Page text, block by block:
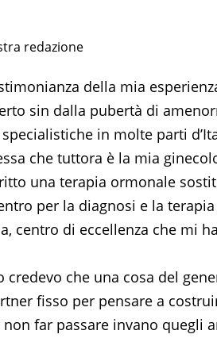
redazione
della mia
sin dalla pubertà di
in molte parti
che tuttora è la mia
una terapia ormonale
per la diagnosi e la
centro di eccellenza che mi
che una cosa del
fisso per pensare a
far passare invano quegli